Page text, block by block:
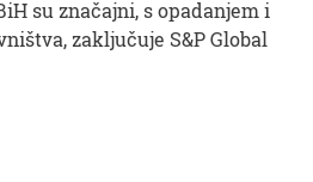
su značajni, s opadanjem i
zaključuje S&P Global